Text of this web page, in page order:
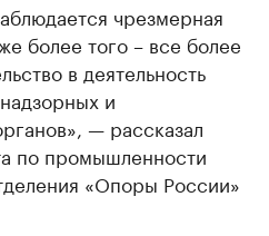
чрезмерная
более того – все более
в деятельность
и
— рассказал
по промышленности
«Опоры России»